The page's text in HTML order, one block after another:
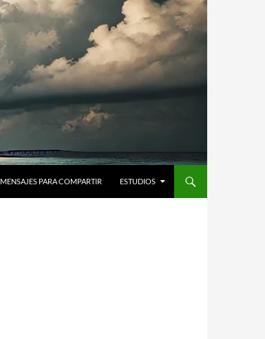
MENSAJES PARA COMPARTIR ESTUDIOS